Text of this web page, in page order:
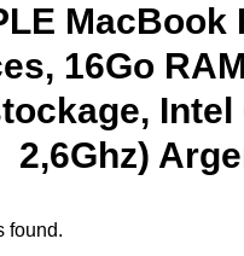
MacBook
16Go
Intel
2,6Ghz)
found.